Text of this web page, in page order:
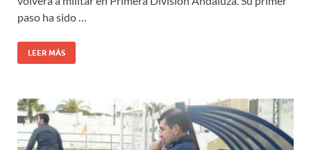
paso ha sido …
LEER MÁS